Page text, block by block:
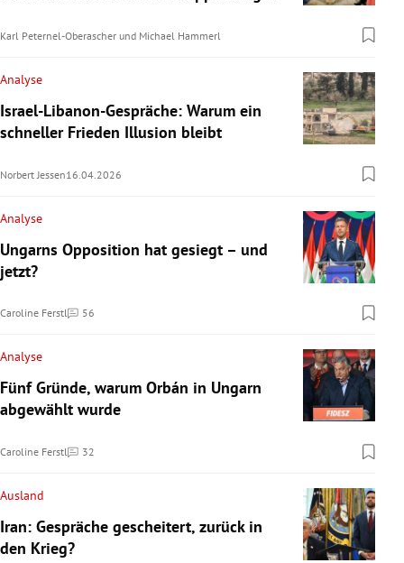
Karl Peternel-Oberascher und Michael Hammerl
Analyse
Israel-Libanon-Gespräche: Warum ein
schneller Frieden Illusion bleibt
Norbert Jessen16.04.2026
Analyse
Ungarns Opposition hat gesiegt – und
jetzt?
Caroline Ferstl 56
Kommentare
Analyse
Fünf Gründe, warum Orbán in Ungarn
abgewählt wurde
Caroline Ferstl 32
Kommentare
Ausland
Iran: Gespräche gescheitert, zurück in
den Krieg?